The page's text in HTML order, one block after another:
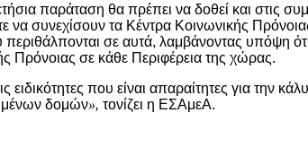
παράταση θα πρέπει να δοθεί και στις
να συνεχίσουν τα Κέντρα Κοινωνικής
σε αυτά, λαμβάνοντας υπόψη
Πρόνοιας σε κάθε Περιφέρεια της χώρας.
ειδικότητες που είναι απαραίτητες για
δομών», τονίζει η ΕΣΑμεΑ.